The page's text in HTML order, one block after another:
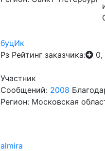
буцИк
Рз Рейтинг заказчика: 0,
Участник
Сообщений: 2008
Регион: Московская
almira